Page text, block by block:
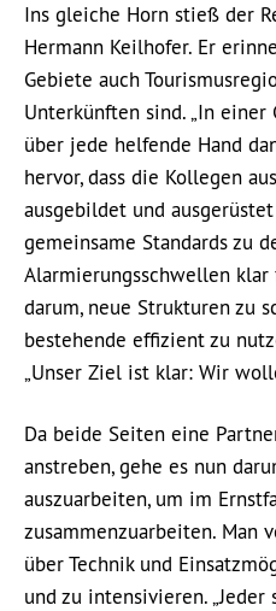
Ins gleiche Horn stieß der
Hermann Keilhofer. Er
Gebiete auch
Unterkünften sind. „In
über jede helfende Hand
hervor, dass die Kollegen
ausgebildet und
gemeinsame Standards zu
Alarmierungsschwellen klar
darum, neue Strukturen zu
bestehende effizient zu
„Unser Ziel ist klar: Wir
Da beide Seiten eine
anstreben, gehe es nun
auszuarbeiten, um im
zusammenzuarbeiten. Man
über Technik und
und zu intensivieren.